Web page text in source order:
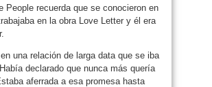
People recuerda que se conocieron en
en la obra Love Letter y él era
una relación de larga data que se iba
declarado que nunca más quería
aferrada a esa promesa hasta